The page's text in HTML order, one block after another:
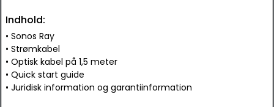
Indhold:
• Sonos Ray
• Strømkabel
• Optisk kabel på 1,5 meter
• Quick start guide
• Juridisk information og garantiinformation